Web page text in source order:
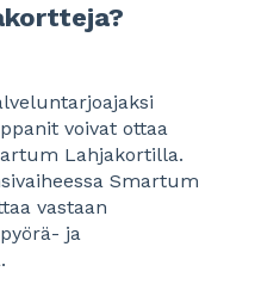
voivat ottaa
Lahjakortilla.
Smartum
vastaan
ja